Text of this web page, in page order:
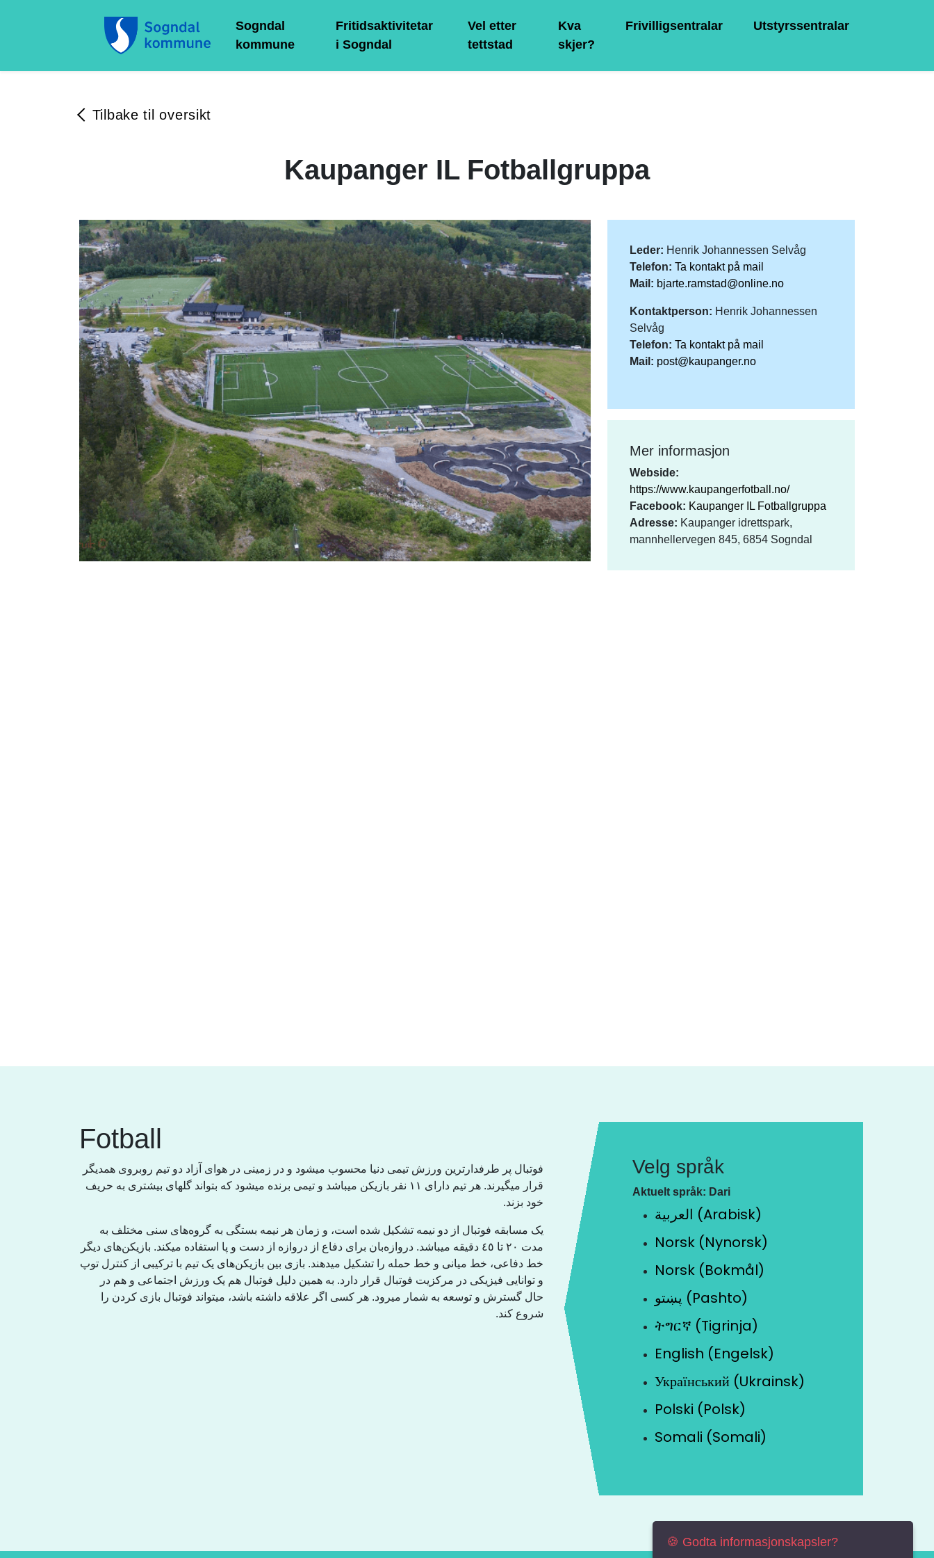
Sogndal
kommune
Fritidsaktivitetar
i Sogndal
Vel etter
tettstad
Kva
skjer?
Frivilligsentralar Utstyrssentralar
Tilbake til oversikt
Kaupanger IL Fotballgruppa
Leder: Henrik Johannessen Selvåg
Telefon: Ta kontakt på mail
Mail: bjarte.ramstad@online.no
Kontaktperson: Henrik Johannessen
Selvåg
Telefon: Ta kontakt på mail
Mail: post@kaupanger.no
Mer informasjon
Webside:
https://www.kaupangerfotball.no/
Facebook: Kaupanger IL Fotballgruppa
Adresse: Kaupanger idrettspark,
mannhellervegen 845, 6854 Sogndal
Fotball
فوتبال پر طرفدارترین ورزش تیمی دنیا محسوب میشود و در زمینی در هوای آزاد دو تیم روبروی همدیگر
قرار میگیرند. هر تیم دارای ١١ نفر بازیکن میباشد و تیمی برندە میشود کە بتواند گلهای بیشتری بە حریف
خود بزند.
یک مسابقە فوتبال از دو نیمە تشکیل شدە است، و زمان هر نیمە بستگی بە گروەهای سنی مختلف بە
مدت ٢٠ تا ٤٥ دقیقە میباشد. دروازەبان برای دفاع از دروازە از دست و پا استفادە میکند. بازیکن‌های دیگر
خط دفاعی، خط میانی و خط حملە را تشکیل میدهند. بازی بین بازیکن‌های یک تیم با ترکیبی از کنترل توپ
و توانایی فیزیکی در مرکزیت فوتبال قرار دارد. بە همین دلیل فوتبال هم یک ورزش اجتماعی و هم در
حال گسترش و توسعە بە شمار میرود. هر کسی اگر علاقە داشتە باشد، میتواند فوتبال بازی کردن را
شروع کند.
Velg språk
Aktuelt språk: Dari
العربية (Arabisk)
Norsk (Nynorsk)
Norsk (Bokmål)
پښتو (Pashto)
ትግርኛ (Tigrinja)
English (Engelsk)
Український (Ukrainsk)
Polski (Polsk)
Somali (Somali)
🍪 Godta informasjonskapsler?